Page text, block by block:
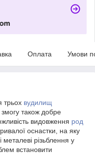
Оплата Умови
трьох вудилищ
також добре
видовження род
оснастки, на яку
різьблення у
встановити